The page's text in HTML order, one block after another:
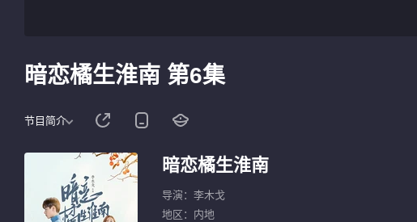
暗恋橘生淮南 第6集
节目简介
暗恋橘生淮南
导演：李木戈
地区：内地